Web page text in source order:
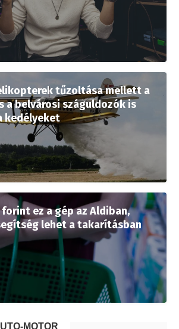
tűzoltása mellett a
a belvárosi száguldozók is
kedélyeket
ez a gép az Aldiban,
lehet a takarításban
MOTOR